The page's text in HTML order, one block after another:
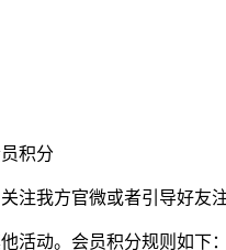
积分
注我方官微或者引导好友
活动。会员积分规则如下：